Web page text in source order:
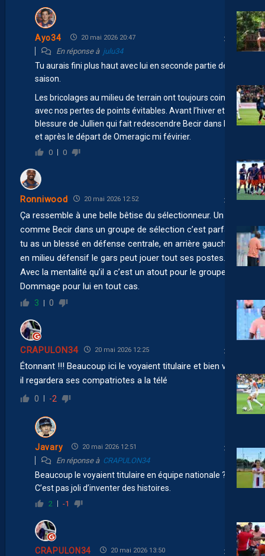
Ayo34 20 mai 2026 20:47
En réponse à julu34
Tu aurais fini plus haut avec lui en seconde partie de
saison.
Les bricolages au milieu de terrain ont toujours coincidé
avec nos pertes de points évitables. Avant l’hiver et la
blessure de Jullien qui fait redescendre Becir dans l’axe
et après le départ de Omeragic mi févirier.
0 0
Ronniwood 20 mai 2026 12:52
Ça ressemble à une belle bêtise du sélectionneur. Un gars
comme Becir dans un groupe de sélection c’est parfait. Si
tu as un blessé en défense centrale, en arrière gauche ou
en milieu défensif le gars peut jouer tout ses postes.
Avec la mentalité qu’il a c’est un atout pour le groupe..
Dommage pour lui en tout cas.
3 0
CRAPULON34 20 mai 2026 12:25
Étonnant !!! Beaucoup ici le voyaient titulaire et bien voila
il regardera ses compatriotes a la télé
0 -2
Javary 20 mai 2026 12:51
En réponse à CRAPULON34
Beaucoup le voyaient titulaire en équipe nationale ?
C’est pas joli d’inventer des histoires.
2 -1
CRAPULON34 20 mai 2026 13:50